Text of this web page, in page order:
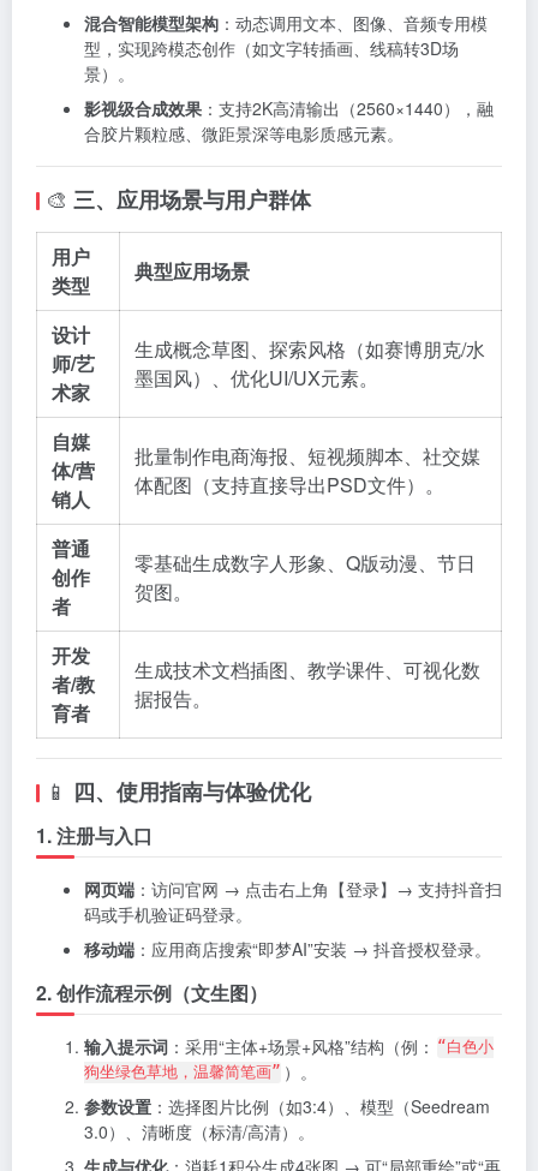
混合智能模型架构 ：动态调用文本、图像、音频专用模
型，实现跨模态创作（如文字转插画、线稿转3D场
景）。
影视级合成效果 ：支持2K高清输出（2560×1440），融
合胶片颗粒感、微距景深等电影质感元素。
🎨 三、应用场景与用户群体
用户
类型
典型应用场景
设计
师/艺
术家
生成概念草图、探索风格（如赛博朋克/水
墨国风）、优化UI/UX元素。
自媒
体/营
销人
批量制作电商海报、短视频脚本、社交媒
体配图（支持直接导出PSD文件）。
普通
创作
者
零基础生成数字人形象、Q版动漫、节日
贺图。
开发
者/教
育者
生成技术文档插图、教学课件、可视化数
据报告。
📱 四、使用指南与体验优化
1. 注册与入口
网页端 ：访问官网 → 点击右上角【登录】→ 支持抖音扫
码或手机验证码登录。
移动端 ：应用商店搜索“即梦AI”安装 → 抖音授权登录。
2. 创作流程示例（文生图）
输入提示词 ：采用“主体+场景+风格”结构（例： “白色小
狗坐绿色草地，温馨简笔画” ）。
参数设置 ：选择图片比例（如3:4）、模型（Seedream
3.0）、清晰度（标清/高清）。
生成与优化：消耗1积分生成4张图 → 可“局部重绘”或“再